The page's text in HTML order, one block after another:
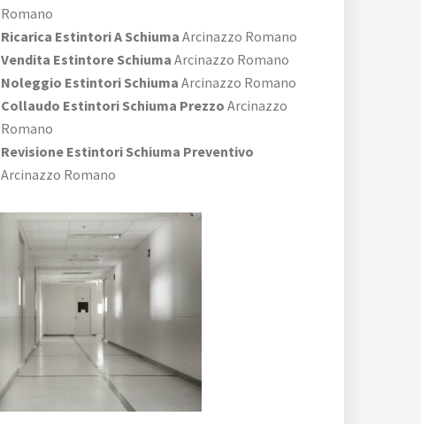
Romano
Ricarica Estintori A Schiuma Arcinazzo Romano
Vendita Estintore Schiuma Arcinazzo Romano
Noleggio Estintori Schiuma Arcinazzo Romano
Collaudo Estintori Schiuma Prezzo Arcinazzo
Romano
Revisione Estintori Schiuma Preventivo
Arcinazzo Romano